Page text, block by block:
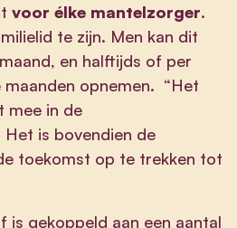
voor élke mantelzorger.
te zijn. Men kan dit
en halftijds of per
opnemen. “Het
mee in de
Het is bovendien de
toekomst op te trekken tot
is gekoppeld aan een aantal